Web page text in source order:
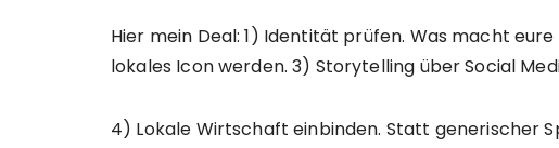
Hier mein Deal: 1) Identität prüfen. Was macht
lokales Icon werden. 3) Storytelling über Social
4) Lokale Wirtschaft einbinden. Statt generischer